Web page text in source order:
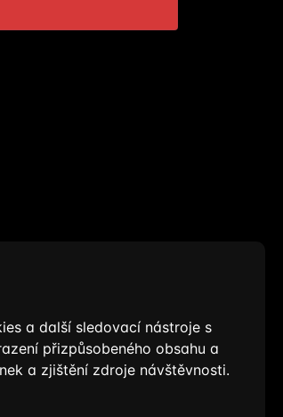
a další sledovací nástroje s
přizpůsobeného obsahu a
a zjištění zdroje návštěvnosti.